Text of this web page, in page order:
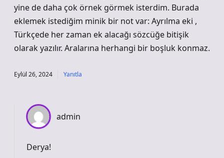
yine de daha çok örnek görmek isterdim. Burada
eklemek istediğim minik bir not var: Ayrılma eki ,
Türkçede her zaman ek alacağı sözcüğe bitişik
olarak yazılır. Aralarına herhangi bir boşluk konmaz.
Eylül 26, 2024 Yanıtla
admin
Derya!